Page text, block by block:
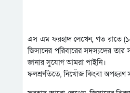
এস এম ফরহাদ লেখেন, গত রাতে
জিসানের পরিবারের সদস্যদের তার
জানার সুযোগ আমরা পাইনি।
ফলশ্রুতিতে, নিখোঁজ কিংবা অপহরণ